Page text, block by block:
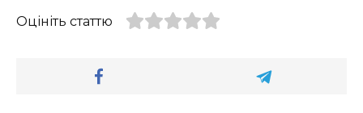
Оцініть статтю